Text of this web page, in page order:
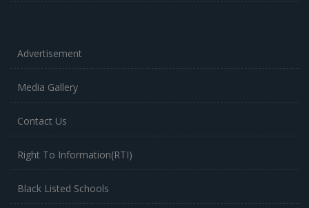
Advertisement
Media Gallery
Contact Us
Right To Information(RTI)
Black Listed Schools